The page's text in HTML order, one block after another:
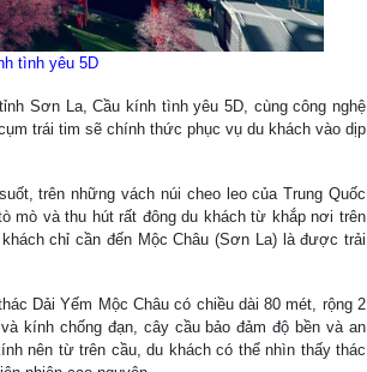
tình yêu 5D
Sơn La, Cầu kính tình yêu 5D, cùng công nghệ
trái tim sẽ chính thức phục vụ du khách vào dịp
trên những vách núi cheo leo của Trung Quốc
mò và thu hút rất đông du khách từ khắp nơi trên
chỉ cần đến Mộc Châu (Sơn La) là được trải
Dải Yếm Mộc Châu có chiều dài 80 mét, rộng 2
kính chống đạn, cây cầu bảo đảm độ bền và an
nên từ trên cầu, du khách có thể nhìn thấy thác